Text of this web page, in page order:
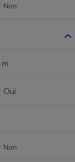
Non
m
Oui
Non